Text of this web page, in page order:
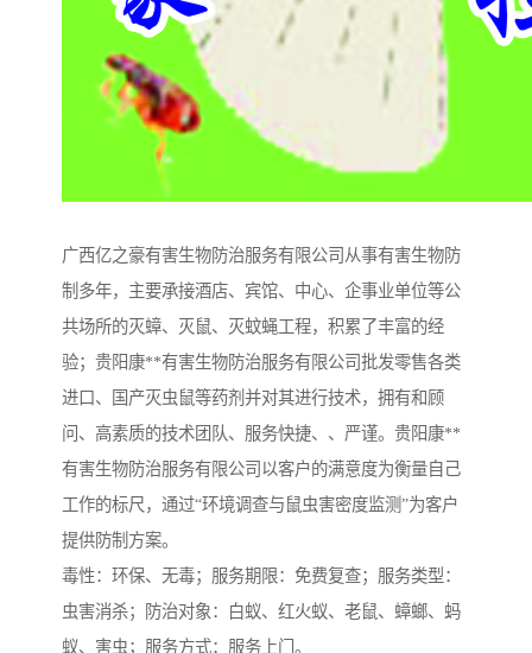
广西亿之豪有害生物防治服务有限公司从事有害生物防
制多年，主要承接酒店、宾馆、中心、企事业单位等公
共场所的灭蟑、灭鼠、灭蚊蝇工程，积累了丰富的经
验；贵阳康**有害生物防治服务有限公司批发零售各类
进口、国产灭虫鼠等药剂并对其进行技术，拥有和顾
问、高素质的技术团队、服务快捷、、严谨。贵阳康**
有害生物防治服务有限公司以客户的满意度为衡量自己
工作的标尺，通过“环境调查与鼠虫害密度监测”为客户
提供防制方案。
毒性：环保、无毒；服务期限：免费复查；服务类型：
虫害消杀；防治对象：白蚁、红火蚁、老鼠、蟑螂、蚂
蚁、害虫；服务方式：服务上门。